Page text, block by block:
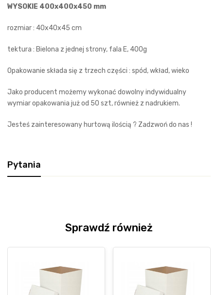
WYSOKIE 400x400x450 mm
rozmiar : 40x40x45 cm
tektura : Bielona z jednej strony, fala E, 400g
Opakowanie składa się z trzech części : spód, wkład, wieko
Jako producent możemy wykonać dowolny indywidualny
wymiar opakowania już od 50 szt, również z nadrukiem.
Jesteś zainteresowany hurtową ilością ? Zadzwoń do nas !
Pytania
Sprawdź również